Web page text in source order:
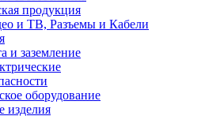
продукция
и ТВ, Разъемы и Кабели
и заземление
оборудование
изделия